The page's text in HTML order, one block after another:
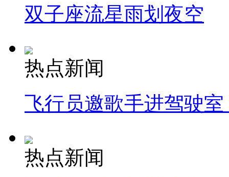
双子座流星雨划夜空
热点新闻
飞行员邀歌手进驾驶
热点新闻